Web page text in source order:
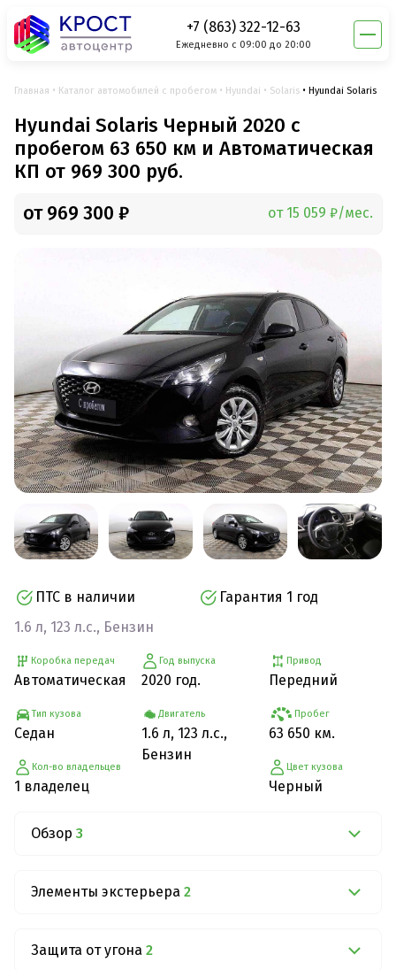
+7 (863) 322-12-63
Ежедневно с 09:00 до 20:00
Главная Каталог автомобилей с пробегом Hyundai Solaris Hyundai Solaris
Hyundai Solaris Черный 2020 с
пробегом 63 650 км и Автоматическая
КП от 969 300 руб.
от 969 300 ₽ от 15 059 ₽/мес.
ПТС в наличии
Гарантия 1 год
1.6 л, 123 л.с., Бензин
Коробка передач
Автоматическая
Тип кузова
Седан
Кол-во владельцев
1 владелец
Год выпуска
2020 год.
Двигатель
1.6 л, 123 л.с.,
Бензин
Привод
Передний
Пробег
63 650 км.
Цвет кузова
Черный
Обзор 3
Элементы экстерьера 2
Защита от угона 2